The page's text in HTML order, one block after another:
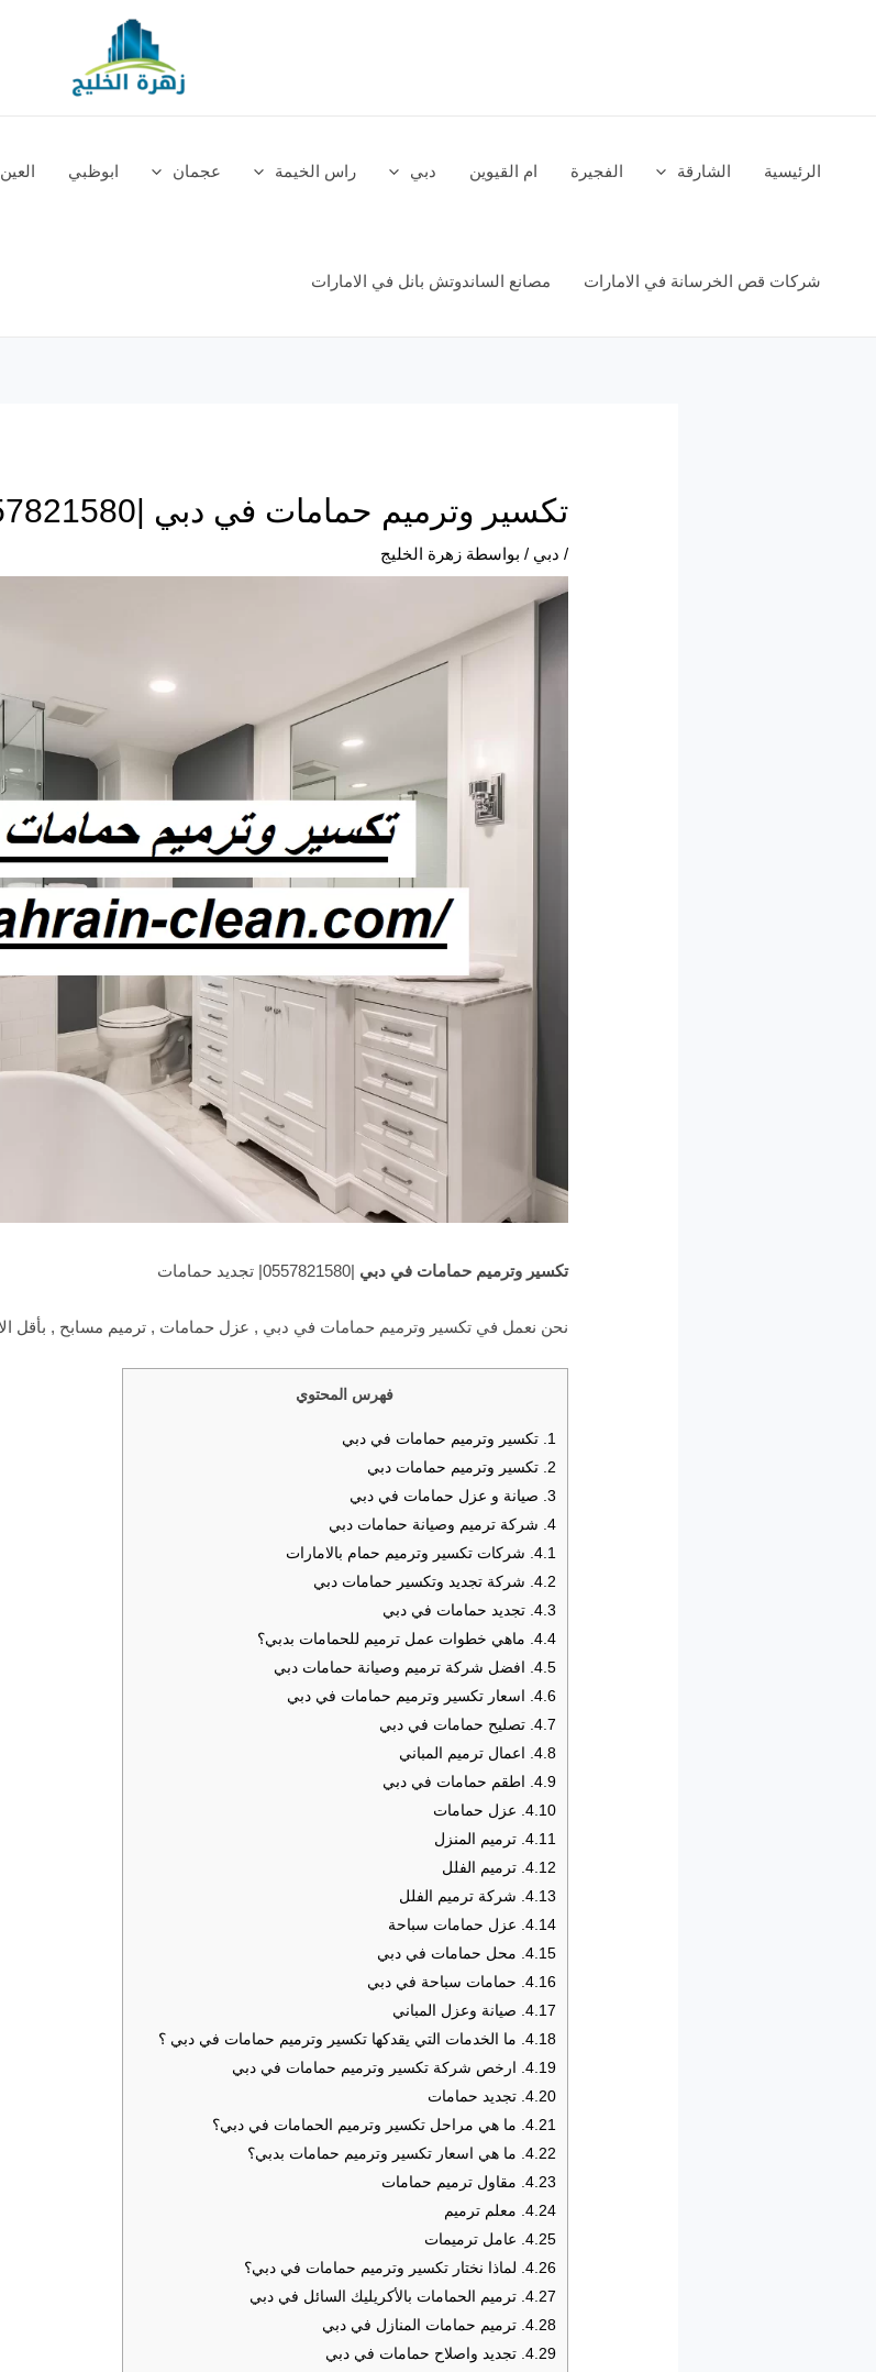
الرئيسية الشارقة الفجيرة ام القيوين دبي راس الخيمة عجمان ابوظبي العين
شركات قص الخرسانة في الامارات مصانع الساندوتش بانل في الامارات
تكسير وترميم حمامات في دبي |0557821580| تجديد حمامات
/ دبي / بواسطة زهرة الخليج
تكسير وترميم حمامات في دبي |0557821580| تجديد حمامات
نحن نعمل في تكسير وترميم حمامات في دبي , عزل حمامات , ترميم مسابح , بأقل
فهرس المحتوي
1. تكسير وترميم حمامات في دبي
2. تكسير وترميم حمامات دبي
3. صيانة و عزل حمامات في دبي
4. شركة ترميم وصيانة حمامات دبي
4.1. شركات تكسير وترميم حمام بالامارات
4.2. شركة تجديد وتكسير حمامات دبي
4.3. تجديد حمامات في دبي
4.4. ماهي خطوات عمل ترميم للحمامات بدبي؟
4.5. افضل شركة ترميم وصيانة حمامات دبي
4.6. اسعار تكسير وترميم حمامات في دبي
4.7. تصليح حمامات في دبي
4.8. اعمال ترميم المباني
4.9. اطقم حمامات في دبي
4.10. عزل حمامات
4.11. ترميم المنزل
4.12. ترميم الفلل
4.13. شركة ترميم الفلل
4.14. عزل حمامات سباحة
4.15. محل حمامات في دبي
4.16. حمامات سباحة في دبي
4.17. صيانة وعزل المباني
4.18. ما الخدمات التي يقدكها تكسير وترميم حمامات في دبي ؟
4.19. ارخص شركة تكسير وترميم حمامات في دبي
4.20. تجديد حمامات
4.21. ما هي مراحل تكسير وترميم الحمامات في دبي؟
4.22. ما هي اسعار تكسير وترميم حمامات بدبي؟
4.23. مقاول ترميم حمامات
4.24. معلم ترميم
4.25. عامل ترميمات
4.26. لماذا نختار تكسير وترميم حمامات في دبي؟
4.27. ترميم الحمامات بالأكريليك السائل في دبي
4.28. ترميم حمامات المنازل في دبي
4.29. تجديد واصلاح حمامات في دبي